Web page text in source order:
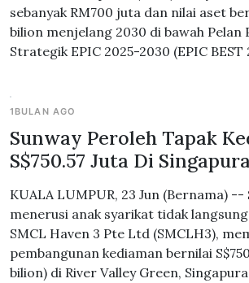
sebanyak RM700 juta dan nilai aset
bilion menjelang 2030 di bawah Pelan
Strategik EPIC 2025-2030 (EPIC BEST
1BULAN AGO
Sunway Peroleh Tapak
S$750.57 Juta Di Singapura
KUALA LUMPUR, 23 Jun (Bernama) --
menerusi anak syarikat tidak
SMCL Haven 3 Pte Ltd (SMCLH3),
pembangunan kediaman bernilai
bilion) di River Valley Green,